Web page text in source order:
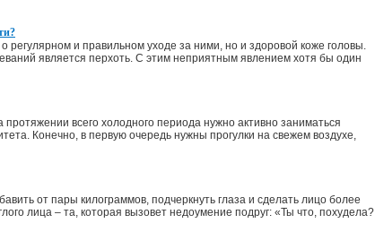
регулярном и правильном уходе за ними, но и здоровой коже головы.
является перхоть. С этим неприятным явлением хотя бы один
всего холодного периода нужно активно заниматься
Конечно, в первую очередь нужны прогулки на свежем воздухе,
от пары килограммов, подчеркнуть глаза и сделать лицо более
лица – та, которая вызовет недоумение подруг: «Ты что, похудела?